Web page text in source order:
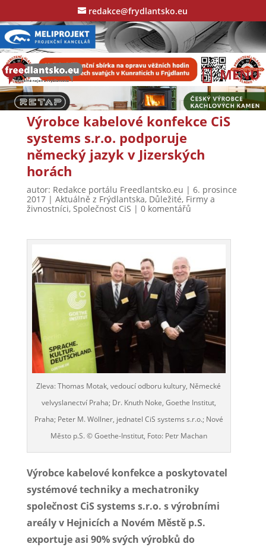
redakce@frydlantsko.eu
Výrobce kabelové konfekce CiS
systems s.r.o. podporuje
německý jazyk v Jizerských
horách
autor: Redakce portálu Freedlantsko.eu | 6. prosince
2017| Aktuálně z Frýdlantska, Důležité, Firmy a
živnostníci, Společnost CiS | 0 komentářů
Zleva: Thomas Motak, vedoucí odboru kultury, Německé
velvyslanectví Praha; Dr. Knuth Noke, Goethe Institut,
Praha; Peter M. Wöllner, jednatel CiS systems s.r.o.; Nové
Město p.S. © Goethe-Institut, Foto: Petr Machan
Výrobce kabelové konfekce a poskytovatel
systémové techniky a mechatroniky
společnost CiS systems s.r.o. s výrobními
areály v Hejnicích a Novém Městě p.S.
exportuje asi 90% svých výrobků do